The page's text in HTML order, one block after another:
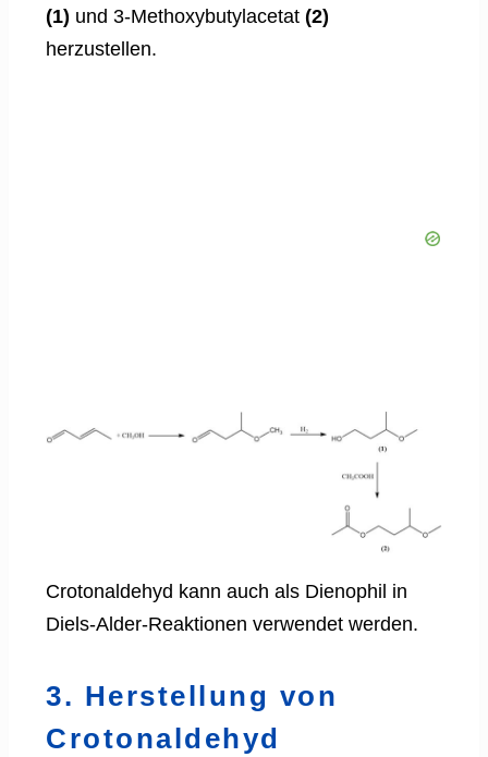
(1) und 3-Methoxybutylacetat (2)
herzustellen.
Crotonaldehyd kann auch als Dienophil in
Diels-Alder-Reaktionen verwendet werden.
3. Herstellung von
Crotonaldehyd